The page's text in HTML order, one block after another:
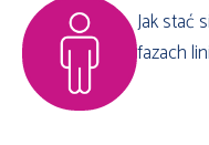
Jak stać
fazach